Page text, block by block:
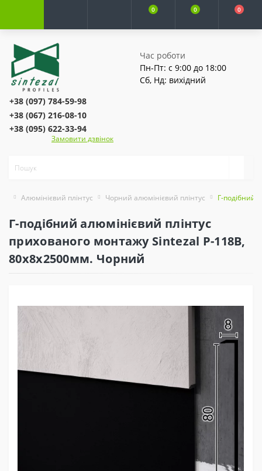
0 0 0
Час роботи
Пн-Пт: с 9:00 до 18:00
Сб, Нд: вихідний
+38 (097) 784-59-98
+38 (067) 216-08-10
+38 (095) 622-33-94
Замовити дзвінок
Алюмінієвий плінтус Чорний алюмінієвий плінтус Г-подібний
Г-подібний алюмінієвий плінтус
прихованого монтажу Sintezal Р-118B,
80х8х2500мм. Чорний